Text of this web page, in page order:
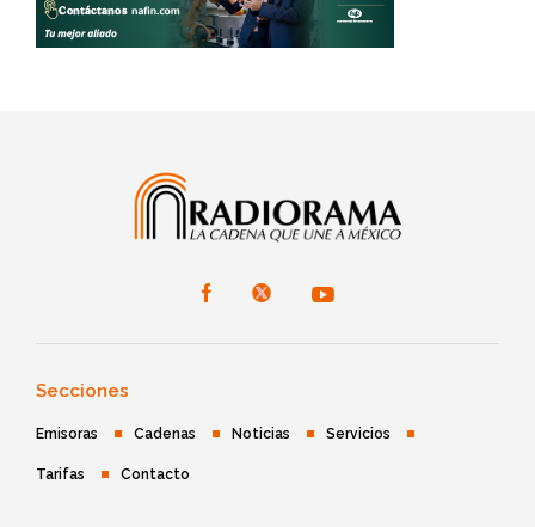
Secciones
Emisoras Cadenas Noticias Servicios
Tarifas Contacto